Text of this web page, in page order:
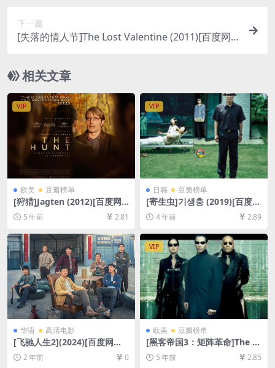
防和谐压缩包（含解压密码）】
下一篇
[失落的情人节]The Lost Valentine (2011)[百度网
下载][MP4/6.6GB][中文字幕]
相关文章
VIP
欧美 豆瓣榜单
[狩猎]Jagten (2012)[百度网
盘+夸克网盘+迅雷云盘资源10
80P超清未删减][MP4/7.3GB]
[中英字幕]
5 年前 2.81
VIP
日韩 豆瓣榜单
[寄生虫]기생충 (2019)[百度网
盘+夸克网盘+迅雷云盘资源10
80P超清未删减][MP4/8.5GB]
[韩语中字]
4 年前 2.89
华语 高清电影
[飞驰人生2](2024)[百度网盘
+夸克网盘1080P超清未删减
资源][网盘在线播放/下载][MP
2 年前 0
VIP
欧美 豆瓣榜单
[黑客帝国3：矩阵革命]The M
atrix Revolutions (2003)[百
度网盘+迅雷云盘资源1080P
5 年前 2.85